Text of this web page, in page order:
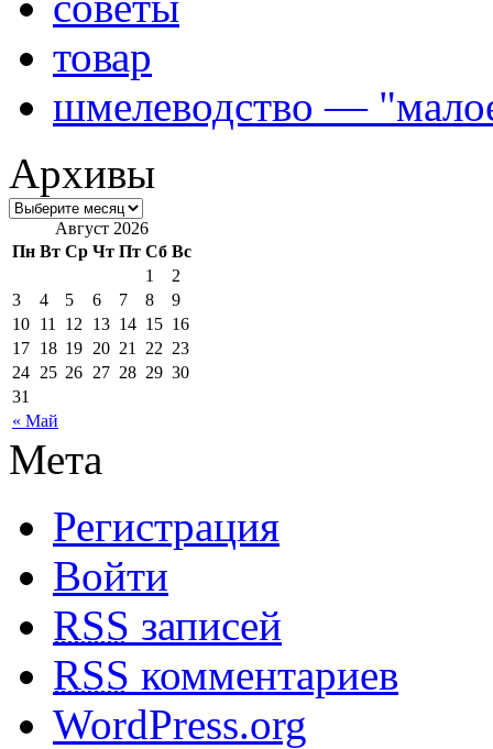
товар
шмелеводство —
Архивы
Август 2026
Пн Вт Ср Чт Пт Сб Вс
« Май
1
2
3
4 5 6 7 8
9
10 11 12 13 14 15 16
17 18 19 20 21 22 23
24 25 26 27 28 29 30
31
Мета
Регистрация
Войти
RSS записей
RSS комментариев
WordPress.org